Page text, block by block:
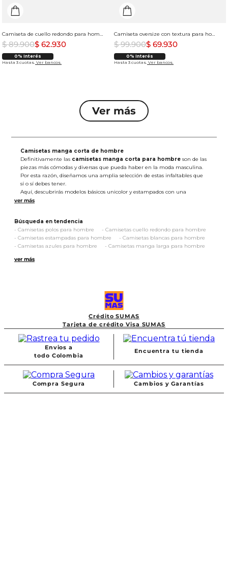
Camiseta de cuello redondo para hombre
$ 89.900$ 62.930
0% Interés
Hasta 3 cuotas. Ver bancos.
Camiseta oversize con textura para hombre
$ 99.900$ 69.930
0% Interés
Hasta 3 cuotas. Ver bancos.
Camisetas manga corta de hombre
Definitivamente las camisetas manga corta para hombre son de las
piezas más cómodas y diversas que pueda haber en la moda masculina.
Por esta razón, diseñamos una amplia selección de estas infaltables que
sí o sí debes tener.
Aquí, descubrirás modelos básicos unicolor y estampados con una
confección en cortes clásicos y slim fit: siluetas caracterizadas por su ajuste
Nuestras camisetas manga corta de hombre
variedad de sus cuellos, siendo el
redondoy el V protagonistas de diseños
en tonalidades clásicas:blanco, negro y gris, así como matices vibrantes
en verde, azul, rojo y amarillo.
En cuanto a los detalles, las tenemos con bloques y franjas de color en
y logra outfits casuales con tintes urbanos y street.
camisetas manga corta para
y lleva contigo las de tu preferencia.
Búsqueda en tendencia
- Camisetas polos para hombre - Camisetas cuello redondo para hombre
- Camisetas estampadas para hombre - Camisetas blancas para hombre
- Camisetas azules para hombre - Camisetas manga larga para hombre
ver más
Crédito SUMAS
Tarjeta de crédito Visa SUMAS
Envios a
todo Colombia
Encuentra tu tienda
Compra Segura Cambios y Garantías